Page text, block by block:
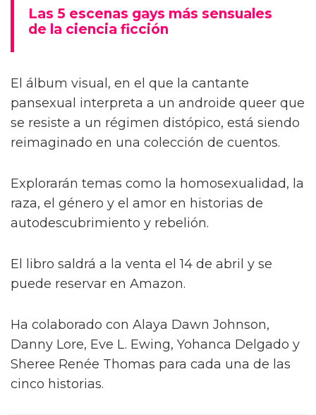
Las 5 escenas gays más sensuales
de la ciencia ficción
El álbum visual, en el que la cantante
pansexual interpreta a un androide queer que
se resiste a un régimen distópico, está siendo
reimaginado en una colección de cuentos.
Explorarán temas como la homosexualidad, la
raza, el género y el amor en historias de
autodescubrimiento y rebelión.
El libro saldrá a la venta el 14 de abril y se
puede reservar en Amazon.
Ha colaborado con Alaya Dawn Johnson,
Danny Lore, Eve L. Ewing, Yohanca Delgado y
Sheree Renée Thomas para cada una de las
cinco historias.